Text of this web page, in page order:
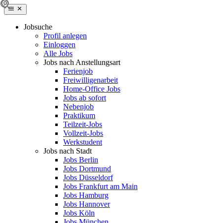
Jobsuche
Profil anlegen
Einloggen
Alle Jobs
Jobs nach Anstellungsart
Ferienjob
Freiwilligenarbeit
Home-Office Jobs
Jobs ab sofort
Nebenjob
Praktikum
Teilzeit-Jobs
Vollzeit-Jobs
Werkstudent
Jobs nach Stadt
Jobs Berlin
Jobs Dortmund
Jobs Düsseldorf
Jobs Frankfurt am Main
Jobs Hamburg
Jobs Hannover
Jobs Köln